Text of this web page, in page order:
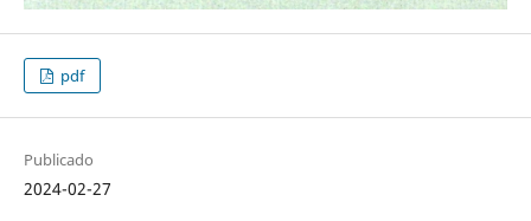
pdf
Publicado
2024-02-27